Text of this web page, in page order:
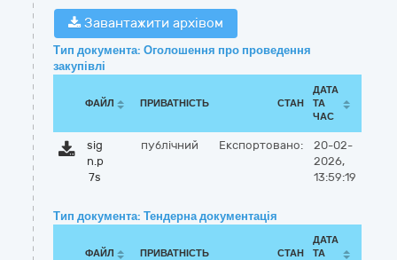
Завантажити архівом
Тип документа: Оголошення про проведення
закупівлі
ФАЙЛ ПРИВАТНІСТЬ СТАН
ДАТА
ТА
ЧАС
sig
n.p
7s
публічний Експортовано:
20-02-
2026,
13:59:19
Тип документа: Тендерна документація
ФАЙЛ ПРИВАТНІСТЬ СТАН
ДАТА
ТА